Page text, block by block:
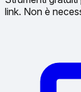
link. Non è